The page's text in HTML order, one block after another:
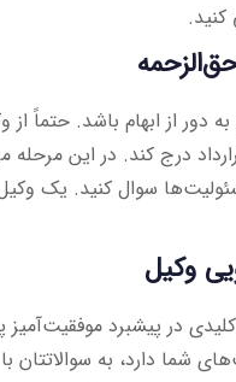
کنید.
دور از ابهام باشد. حتماً
درج کند. در این مرحله
سوال کنید. یک
در پیشبرد
شما دارد، به سوالاتتان